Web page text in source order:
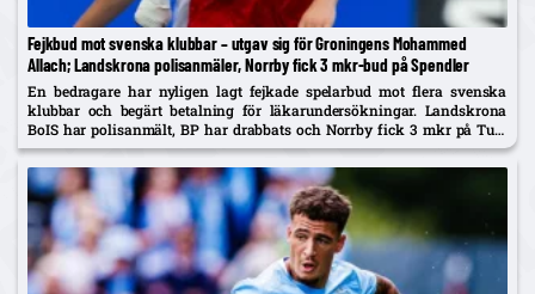
Fejkbud mot svenska klubbar – utgav sig för Groningens Mohammed
Allach; Landskrona polisanmäler, Norrby fick 3 mkr-bud på Spendler
En bedragare har nyligen lagt fejkade spelarbud mot flera svenska
klubbar och begärt betalning för läkarundersökningar. Landskrona
BoIS har polisanmält, BP har drabbats och Norrby fick 3 mkr på Ture
Spendler innan bluffen avslöjades.